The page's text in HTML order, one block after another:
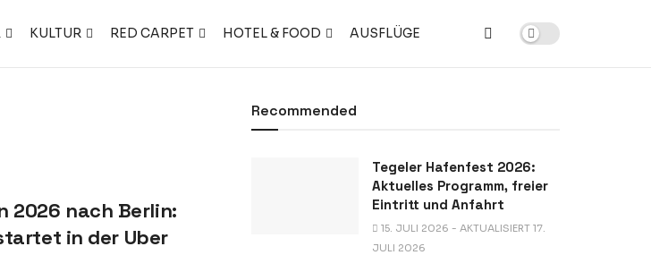
KULTUR RED CARPET HOTEL & FOOD AUSFLÜGE
2026 nach Berlin:
in der Uber
Recommended
Tegeler Hafenfest 2026:
Aktuelles Programm, freier
Eintritt und Anfahrt
15. JULI 2026 - AKTUALISIERT 17.
JULI 2026